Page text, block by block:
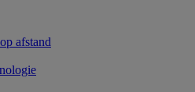
afstand